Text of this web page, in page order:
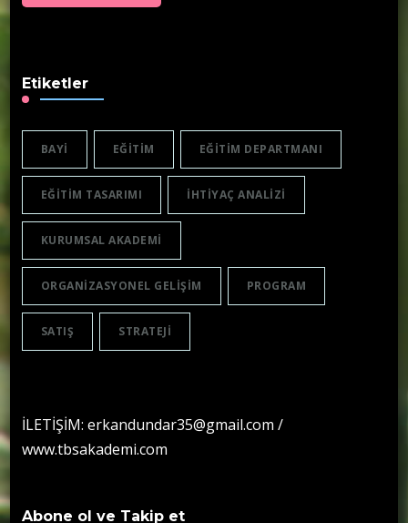
Etiketler
BAYI EĞITIM EĞITIM DEPARTMANI
EĞITIM TASARIMI IHTIYAÇ ANALIZI
KURUMSAL AKADEMI
ORGANIZASYONEL GELIŞIM PROGRAM
SATIŞ STRATEJI
İLETİŞİM: erkandundar35@gmail.com /
www.tbsakademi.com
Abone ol ve Takip et